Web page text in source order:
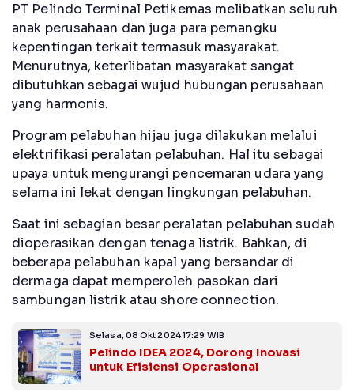
PT Pelindo Terminal Petikemas melibatkan seluruh
anak perusahaan dan juga para pemangku
kepentingan terkait termasuk masyarakat.
Menurutnya, keterlibatan masyarakat sangat
dibutuhkan sebagai wujud hubungan perusahaan
yang harmonis.
Program pelabuhan hijau juga dilakukan melalui
elektrifikasi peralatan pelabuhan. Hal itu sebagai
upaya untuk mengurangi pencemaran udara yang
selama ini lekat dengan lingkungan pelabuhan.
Saat ini sebagian besar peralatan pelabuhan sudah
dioperasikan dengan tenaga listrik. Bahkan, di
beberapa pelabuhan kapal yang bersandar di
dermaga dapat memperoleh pasokan dari
sambungan listrik atau shore connection.
Selasa, 08 Okt 2024 17:29 WIB
Pelindo IDEA 2024, Dorong Inovasi
untuk Efisiensi Operasional